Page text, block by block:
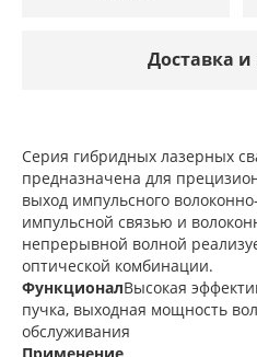
Доставка и
Серия гибридных лазерных
предназначена для
выход импульсного
импульсной связью и
непрерывной волной
оптической комбинации.
ФункционалВысокая
пучка, выходная мощность
обслуживания